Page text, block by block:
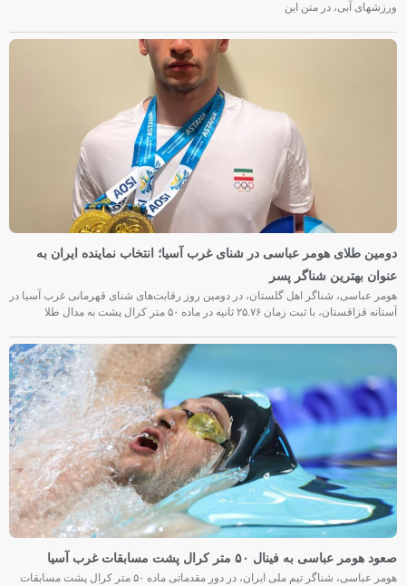
ورزشهای آبی، در متن این
دومین طلای هومر عباسی در شنای غرب آسیا؛ انتخاب نماینده ایران به
عنوان بهترین شناگر پسر
هومر عباسی، شناگر اهل گلستان، در دومین روز رقابت‌های شنای قهرمانی غرب آسیا در
آستانه قزاقستان، با ثبت زمان ۲۵.۷۶ ثانیه در ماده ۵۰ متر کرال پشت به مدال طلا
صعود هومر عباسی به فینال ۵۰ متر کرال پشت مسابقات غرب آسیا
هومر عباسی، شناگر تیم ملی ایران، در دور مقدماتی ماده ۵۰ متر کرال پشت مسابقات